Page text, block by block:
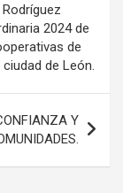
2024 de
de
de León.
Y